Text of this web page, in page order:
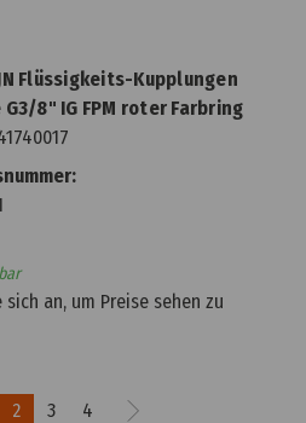
Flüssigkeits-Kupplungen
8" IG FPM roter Farbring
sich an, um Preise sehen zu
2 3 4